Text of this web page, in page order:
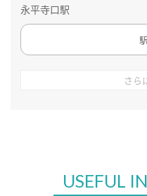
永平寺口駅
さら
USEFUL